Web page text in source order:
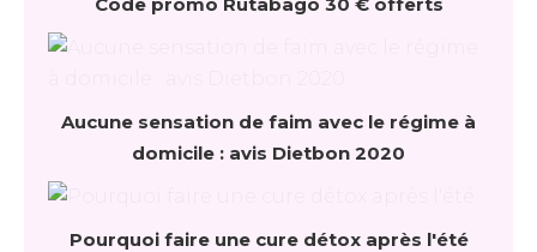
Aucune sensation de faim avec le régime à
domicile : avis Dietbon 2020
Pourquoi faire une cure détox après l'été